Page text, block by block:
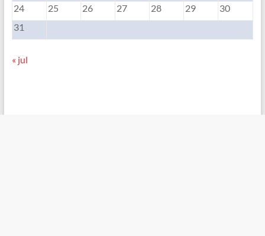
24
25 26 27 28 29
30
31
« jul